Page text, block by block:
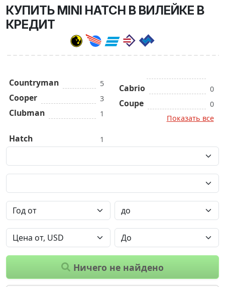
КУПИТЬ MINI HATCH В ВИЛЕЙКЕ В
КРЕДИТ
Countryman 5
Cooper 3
Clubman 1
Hatch 1
Cabrio 0
Coupe
0
Показать все
Ничего не найдено